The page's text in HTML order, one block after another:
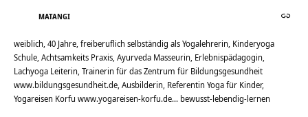
MATANGI
weiblich, 40 Jahre, freiberuflich selbständig als Yogalehrerin, Kinderyoga
Schule, Achtsamkeits Praxis, Ayurveda Masseurin, Erlebnispädagogin,
Lachyoga Leiterin, Trainerin für das Zentrum für Bildungsgesundheit
www.bildungsgesundheit.de, Ausbilderin, Referentin Yoga für Kinder,
Yogareisen Korfu www.yogareisen-korfu.de... bewusst-lebendig-lernen